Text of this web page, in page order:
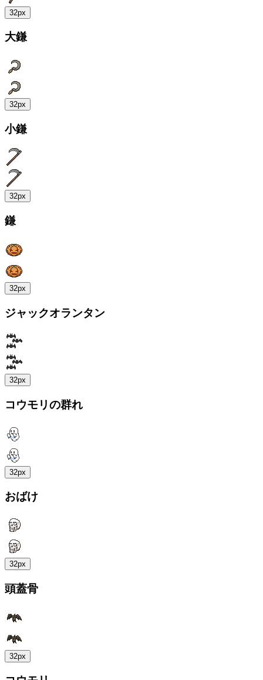
32px
大鎌
32px
小鎌
32px
鎌
32px
ジャックオランタン
32px
コウモリの群れ
32px
おばけ
32px
頭蓋骨
32px